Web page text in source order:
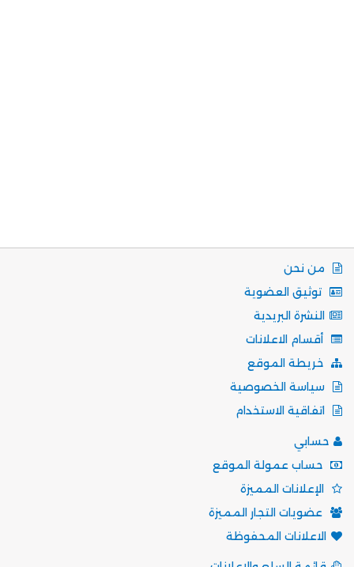
من نحن
توثيق العضوية
النشرة البريدية
أقسام الاعلانات
خريطة الموقع
سياسة الخصوصية
اتفاقية الاستخدام
حسابي
حساب عمولة الموقع
الإعلانات المميزة
عضويات التجار المميزة
الاعلانات المحفوظة